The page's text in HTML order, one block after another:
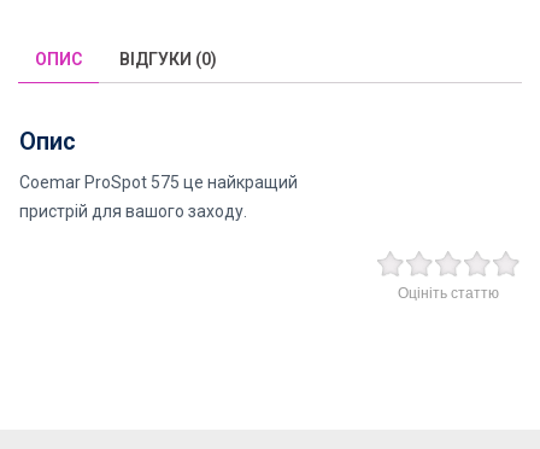
ОПИС ВІДГУКИ (0)
Опис
Coemar ProSpot 575 це найкращий
пристрій для вашого заходу.
Оцініть статтю